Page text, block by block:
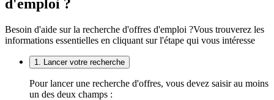
d'emploi ?
Besoin d'aide sur la recherche d'offres d'emploi ?Vous trouverez les
informations essentielles en cliquant sur l'étape qui vous intéresse
1. Lancer votre recherche
Pour lancer une recherche d'offres, vous devez saisir au moins
un des deux champs :